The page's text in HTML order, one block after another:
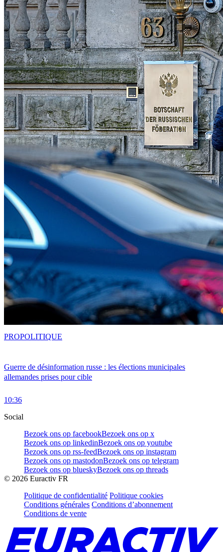
Guerre de désinformation russe : les élections municipales
allemandes prises pour cible
10:36
PROPOLITIQUE
Social
Bezoek ons op facebookBezoek ons op x
Bezoek ons op linkedinBezoek ons op youtube
Bezoek ons op rss-feedBezoek ons op instagram
Bezoek ons op mastodonBezoek ons op telegram
Bezoek ons op blueskyBezoek ons op threads
© 2026 Euractiv FR
Politique de confidentialité Politique cookies
Conditions générales Conditions d’abonnement
Conditions de vente